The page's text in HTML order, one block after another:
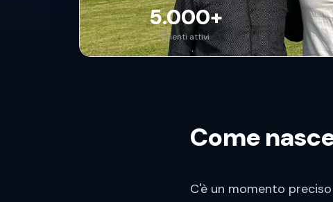
5.000+
Clienti attivi
Come
C'è un momento